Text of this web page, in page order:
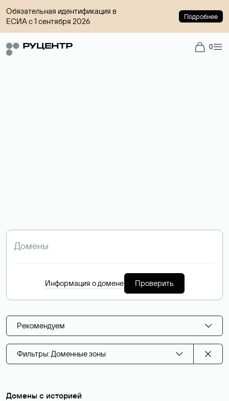
Обязательная идентификация в
ЕСИА с 1 сентября 2026
Подробнее
0
Информация о домене Проверить
Рекомендуем
Фильтры: Доменные зоны
Домены с историей